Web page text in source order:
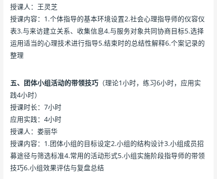
授课人：王灵芝
授课内容：1.个体指导的基本环境设置2.社会心理指导师的仪容仪
表3.与来访建立关系、收集信息4.与服务对象共同协商目标5.选择
运用适当的心理技术进行指导5.结束时的总结性解释6.个案记录的
整理
五、团体小组活动的带领技巧 （理论1小时，练习6小时，应用实
践4小时）
授课时长：7小时
应用实践：4小时
授课人：娄丽华
授课内容：1.团体小组的目标设定2.小组的结构设计3.小组成员招
募途径与筛选标准4.常用的活动形式5.小组实施阶段指导师的带领
技巧6.小组效果评估与复盘总结